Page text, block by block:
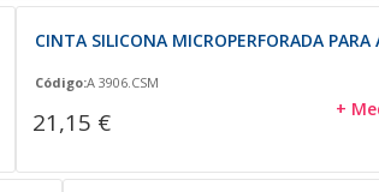
CINTA SILICONA MICROPERFORADA PARA
Código:A 3906.CSM
21,15 € +